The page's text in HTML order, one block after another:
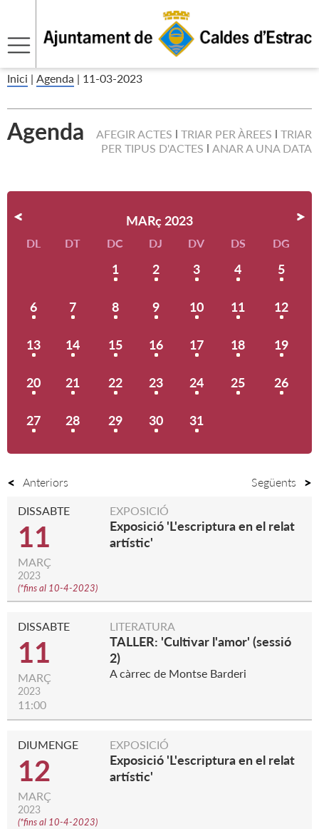
Inici | Agenda | 11-03-2023
Agenda AFEGIR ACTES TRIAR PER ÀREES
TRIAR
PER TIPUS D'ACTES
ANAR A UNA DATA
MARç 2023
DL DT DC DJ DV DS DG
1 2 3 4 5
6 7 8 9 10 11 12
13 14 15 16 17 18 19
20 21 22 23 24 25 26
27 28 29 30 31
Anteriors Següents
DISSABTE
11
MARÇ
2023
(*fins al 10-4-2023)
EXPOSICIÓ
Exposició 'L'escriptura en el relat
artístic'
DISSABTE
11
MARÇ
2023
11:00
LITERATURA
TALLER: 'Cultivar l'amor' (sessió
2)
A càrrec de Montse Barderi
DIUMENGE
12
MARÇ
2023
(*fins al 10-4-2023)
EXPOSICIÓ
Exposició 'L'escriptura en el relat
artístic'